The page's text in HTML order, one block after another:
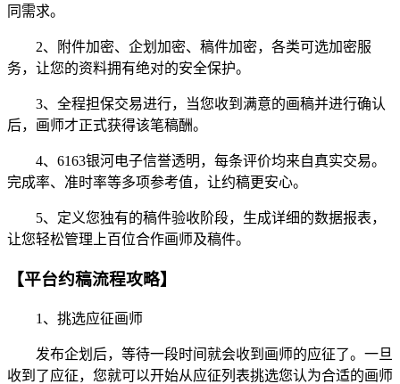
同需求。
2、附件加密、企划加密、稿件加密，各类可选加密服
务，让您的资料拥有绝对的安全保护。
3、全程担保交易进行，当您收到满意的画稿并进行确认
后，画师才正式获得该笔稿酬。
4、6163银河电子信誉透明，每条评价均来自真实交易。
完成率、准时率等多项参考值，让约稿更安心。
5、定义您独有的稿件验收阶段，生成详细的数据报表，
让您轻松管理上百位合作画师及稿件。
【平台约稿流程攻略】
1、挑选应征画师
发布企划后，等待一段时间就会收到画师的应征了。一旦
收到了应征，您就可以开始从应征列表挑选您认为合适的画师